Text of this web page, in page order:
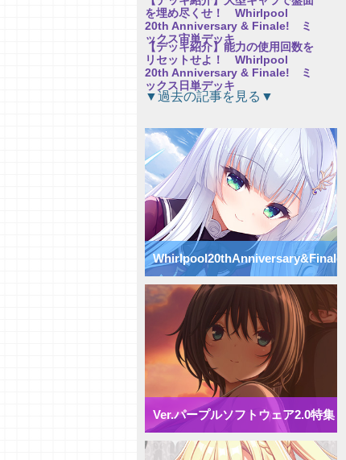
を埋め尽くせ！ Whirlpool
20th Anniversary & Finale! ミ
ックス宙単デッキ
【デッキ紹介】能力の使用回数を
リセットせよ！ Whirlpool
20th Anniversary & Finale! ミ
ックス日単デッキ
【研究員イチオシカード紹介
Vol.76】パープルソフトウェア
【研究員イチオシカード紹介
Vol.75】パープルソフトウェア
2.0【初心者向け】
【研究員イチオシカード紹介
Vol.74】パープルソフトウェア
2.0【初心者向け】
【研究員イチオシカード紹介
Vol.73】パープルソフトウェア
2.0【初心者向け】
【研究員イチオシカード紹介
Vol.72】パープルソフトウェア
2.0【初心者向け】
【デッキ紹介】 様々な除去を駆
使して盤面崩壊！ パープルソフ
トウェア2.0 ミックス雪単デッ
キ
【デッキ紹介】妨害と弱体化で動
きを制限せよ！ パープルソフト
ウェア2.0 ミックス月単デッキ
【デッキ紹介】 エリア多投で全
体強化！ パープルソフトウェア
2.0 ミックス花単デッキ
▼過去の記事を見る▼
Whirlpool20thAnniversary&Finale!
特集
Ver.パープルソフトウェア2.0特集